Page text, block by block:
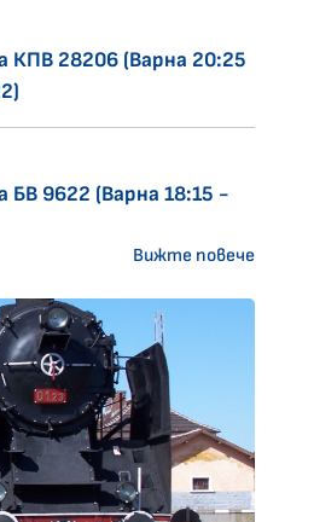
КПВ 28206 (Варна 20:25
БВ 9622 (Варна 18:15 -
Вижте повече